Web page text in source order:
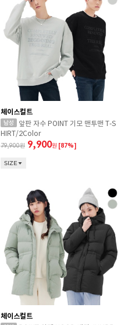
체이스컬트
앞판 자수 POINT 기모 맨투맨 T-S
HIRT/2Color
79,900 9,900원 [87%]
SIZE
체이스컬트